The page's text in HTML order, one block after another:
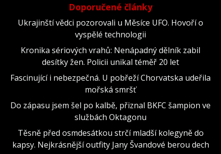
Doporučené články
Ukrajinští vědci pozorovali u Měsíce UFO. Hovoří o
vyspělé technologii
Kronika sériových vrahů: Nenápadný dělník zabil
desítky žen. Policii unikal téměř 20 let
Fascinující i nebezpečná. U pobřeží Chorvatska udeřila
mořská smršť
Do zápasu jsem šel po kalbě, přiznal BKFC šampion ve
službách Oktagonu
Těsně před osmdesátkou strčí mladší kolegyně do
kapsy. Nejkrásnější outfity Jany Švandové berou dech